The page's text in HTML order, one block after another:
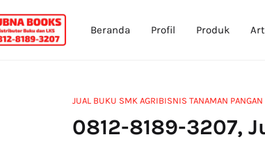
Beranda Profil Produk
JUAL BUKU SMK AGRIBISNIS TANAMAN
0812-8189-3207,